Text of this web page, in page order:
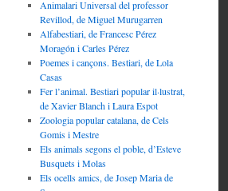
Animalari Universal del professor
Revillod, de Miguel Murugarren
Alfabestiari, de Francesc Pérez
Moragón i Carles Pérez
Poemes i cançons. Bestiari, de Lola
Casas
Fer l’animal. Bestiari popular il·lustrat,
de Xavier Blanch i Laura Espot
Zoologia popular catalana, de Cels
Gomis i Mestre
Els animals segons el poble, d’Esteve
Busquets i Molas
Els ocells amics, de Josep Maria de